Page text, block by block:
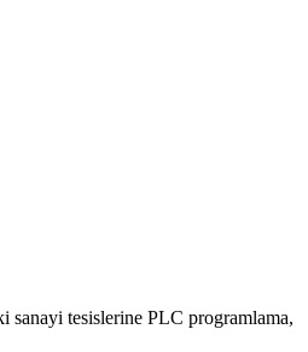
sanayi tesislerine PLC programlama,